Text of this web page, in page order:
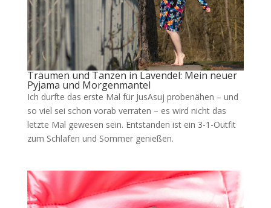
Träumen und Tanzen in Lavendel: Mein neuer
Pyjama und Morgenmantel
Ich durfte das erste Mal für JusAsuj probenähen – und
so viel sei schon vorab verraten – es wird nicht das
letzte Mal gewesen sein. Entstanden ist ein 3-1-Outfit
zum Schlafen und Sommer genießen.